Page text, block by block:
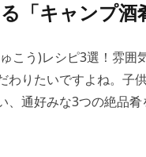
「キャンプ酒
こう)レシピ3選！雰囲
りたいですよね。子
通好みな3つの絶品肴